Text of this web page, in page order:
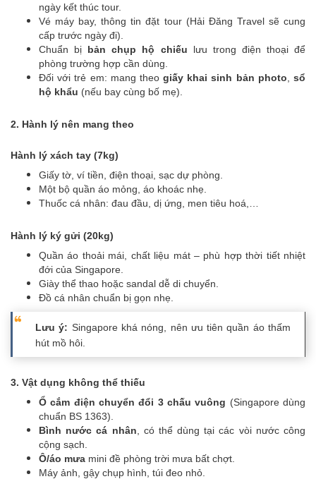
ngày kết thúc tour.
Vé máy bay, thông tin đặt tour (Hải Đăng Travel sẽ cung
cấp trước ngày đi).
Chuẩn bị bản chụp hộ chiếu lưu trong điện thoại để
phòng trường hợp cần dùng.
Đối với trẻ em: mang theogiấy khai sinh bản photo ,sổ
hộ khẩu (nếu bay cùng bố mẹ).
2. Hành lý nên mang theo
Hành lý xách tay (7kg)
Giấy tờ, ví tiền, điện thoại, sạc dự phòng.
Một bộ quần áo mỏng, áo khoác nhẹ.
Thuốc cá nhân: đau đầu, dị ứng, men tiêu hoá,…
Hành lý ký gửi (20kg)
Quần áo thoải mái, chất liệu mát – phù hợp thời tiết nhiệt
đới của Singapore.
Giày thể thao hoặc sandal dễ di chuyển.
Đồ cá nhân chuẩn bị gọn nhẹ.
Lưu ý: Singapore khá nóng, nên ưu tiên quần áo thấm
hút mồ hôi.
3. Vật dụng không thể thiếu
Ổ cắm điện chuyển đổi 3 chấu vuông (Singapore dùng
chuẩn BS 1363).
Bình nước cá nhân , có thể dùng tại các vòi nước công
cộng sạch.
Ô/áo mưa mini đề phòng trời mưa bất chợt.
Máy ảnh, gậy chụp hình, túi đeo nhỏ.